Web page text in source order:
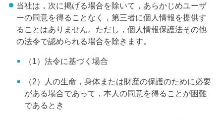
当社は，次に掲げる場合を除いて，あらかじめユーザ
ーの同意を得ることなく，第三者に個人情報を提供す
ることはありません。ただし，個人情報保護法その他
の法令で認められる場合を除きます。
（1）法令に基づく場合
（2）人の生命，身体または財産の保護のために必要
がある場合であって，本人の同意を得ることが困難
であるとき